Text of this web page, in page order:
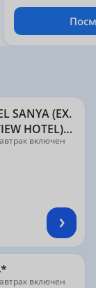
SANYA (EX.
HOTEL)
включен
включен